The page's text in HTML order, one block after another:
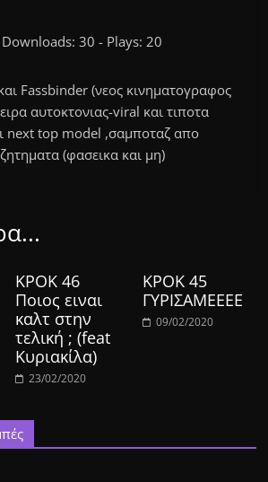
30 - Plays: 20
Fassbinder (νεος κινηματογραφος
αυτοκτονιας-viral και τιποτα
next top model ,σαμποταζ απο
(φασεικα και μη)
ΚΡΟΚ 46
Ποιος ειναι
καλτ στην
τελική ; (feat
Κυριακίλα)
23/02/2020
ΚΡΟΚ 45
ΓΥΡΙΣΑΜΕΕΕΕ
09/02/2020